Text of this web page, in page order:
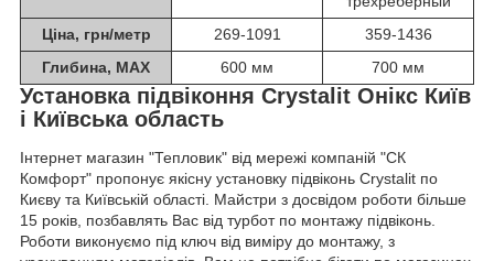
Ціна, грн/метр
269-1091
359-1436
Глибина, MAX
600 мм 700 мм
Установка підвіконня Crystalit Онікс Київ
і Київська область
Інтернет магазин "Тепловик" від мережі компаній "СК
Комфорт" пропонує якісну установку підвіконь Crystalit по
Києву та Київській області. Майстри з досвідом роботи більше
15 років, позбавлять Вас від турбот по монтажу підвіконь.
Роботи виконуємо під ключ від виміру до монтажу, з